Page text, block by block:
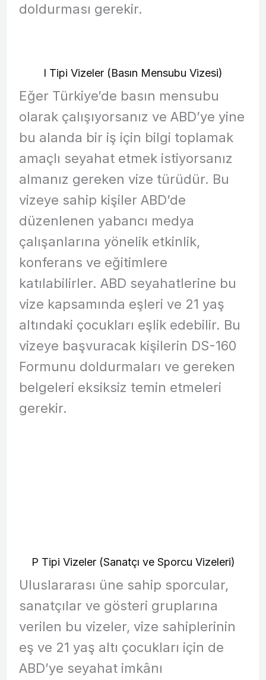
doldurması gerekir.
I Tipi Vizeler (Basın Mensubu Vizesi)
Eğer Türkiye’de basın mensubu
olarak çalışıyorsanız ve ABD’ye yine
bu alanda bir iş için bilgi toplamak
amaçlı seyahat etmek istiyorsanız
almanız gereken vize türüdür. Bu
vizeye sahip kişiler ABD’de
düzenlenen yabancı medya
çalışanlarına yönelik etkinlik,
konferans ve eğitimlere
katılabilirler. ABD seyahatlerine bu
vize kapsamında eşleri ve 21 yaş
altındaki çocukları eşlik edebilir. Bu
vizeye başvuracak kişilerin DS-160
Formunu doldurmaları ve gereken
belgeleri eksiksiz temin etmeleri
gerekir.
P Tipi Vizeler (Sanatçı ve Sporcu Vizeleri)
Uluslararası üne sahip sporcular,
sanatçılar ve gösteri gruplarına
verilen bu vizeler, vize sahiplerinin
eş ve 21 yaş altı çocukları için de
ABD’ye seyahat imkânı